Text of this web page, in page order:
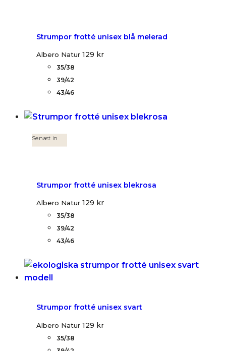
Strumpor frotté unisex blå melerad
Albero Natur 129 kr
35/38
39/42
43/46
Senast in
Strumpor frotté unisex blekrosa
Albero Natur 129 kr
35/38
39/42
43/46
Strumpor frotté unisex svart
Albero Natur 129 kr
35/38